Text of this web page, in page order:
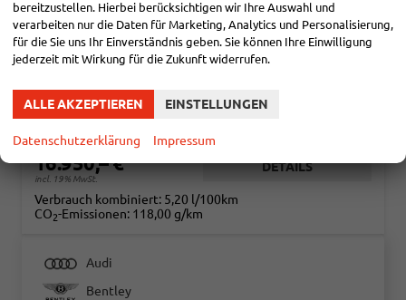
MITSUBISHI COLT
1.0 TURBO KAMERA/CARPLAY/LED
Gebrauchtwagen
Kraftstoff
Benzin Außenfarbe Arctic Weiß
16.950,– €
incl. 19% MwSt.
DETAILS
Verbrauch kombiniert: 5,20 l/100km
CO2-Emissionen: 118,00 g/km
Audi
Bentley
bereitzustellen. Hierbei berücksichtigen wir Ihre Auswahl und
verarbeiten nur die Daten für Marketing, Analytics und Personalisierung,
für die Sie uns Ihr Einverständnis geben. Sie können Ihre Einwilligung
jederzeit mit Wirkung für die Zukunft widerrufen.
ALLE AKZEPTIEREN EINSTELLUNGEN
Datenschutzerklärung Impressum